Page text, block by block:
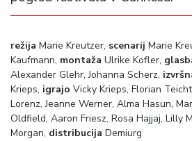
režija Marie Kreutzer, scenarij Marie
Kaufmann, montaža Ulrike Kofler,
Alexander Glehr, Johanna Scherz,
Krieps, igrajo Vicky Krieps, Florian
Lorenz, Jeanne Werner, Alma Hasun,
Oldfield, Aaron Friesz, Rosa Hajjaj, Lilly
Morgan, distribucija Demiurg